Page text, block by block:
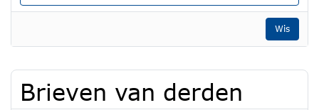
met
Wis
Brieven van derden